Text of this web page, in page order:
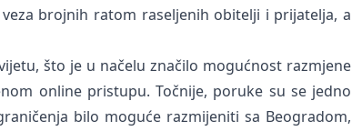
brojnih ratom raseljenih obitelji i prijatelja, a
što je u načelu značilo mogućnost razmjene
online pristupu. Točnije, poruke su se jedno
bilo moguće razmijeniti sa Beogradom,